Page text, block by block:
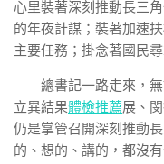
心里裝著深刻推動長三
的年夜計謀；裝著加速
主要任務；掛念著國民
總書記一路走來，無
立異結果體檢推薦展、
仍是掌管召開深刻推動
的、想的、講的，都沒